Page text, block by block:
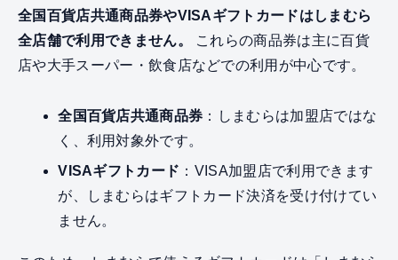
全国百貨店共通商品券やVISAギフトカードはしまむら
全店舗で利用できません。
これらの商品券は主に百貨
店や大手スーパー・飲食店などでの利用が中心です。
全国百貨店共通商品券 ：しまむらは加盟店ではな
く、利用対象外です。
VISAギフトカード ：VISA加盟店で利用できます
が、しまむらはギフトカード決済を受け付けてい
ません。